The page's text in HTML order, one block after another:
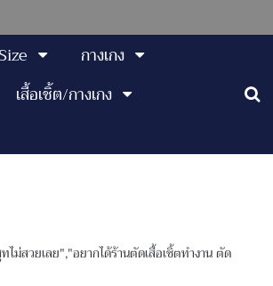
กางเกง
เสื้อเชิ้ต/กางเกง
ม่สวยเลย","อยากได้ร้านตัดเสื้อเชิ้ตทำงาน ตัด